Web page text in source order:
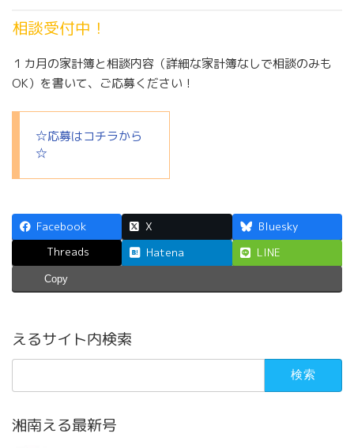
相談受付中！
１カ月の家計簿と相談内容（詳細な家計簿なしで相談のみも
OK）を書いて、ご応募ください！
☆応募はコチラから
☆
Facebook X
Bluesky
Threads
Hatena LINE
Copy
えるサイト内検索
検
湘南える最新号